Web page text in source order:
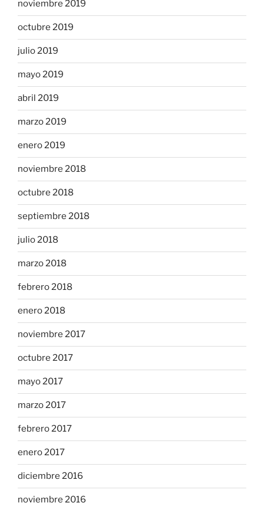
noviembre 2019
octubre 2019
julio 2019
mayo 2019
abril 2019
marzo 2019
enero 2019
noviembre 2018
octubre 2018
septiembre 2018
julio 2018
marzo 2018
febrero 2018
enero 2018
noviembre 2017
octubre 2017
mayo 2017
marzo 2017
febrero 2017
enero 2017
diciembre 2016
noviembre 2016